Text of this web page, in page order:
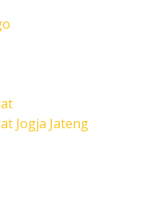
Jogja Jateng